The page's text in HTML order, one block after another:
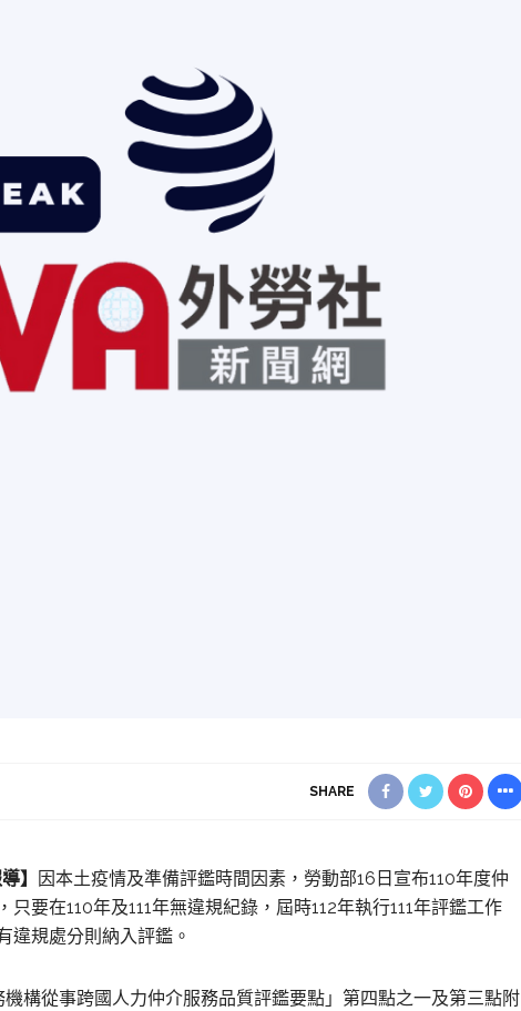
SHARE
】
因本土疫情及準備評鑑時間因素，勞動部16日宣布110年度仲
要在110年及111年無違規紀錄，屆時112年執行111年評鑑工作
違規處分則納入評鑑。
構從事跨國人力仲介服務品質評鑑要點」第四點之一及第三點附